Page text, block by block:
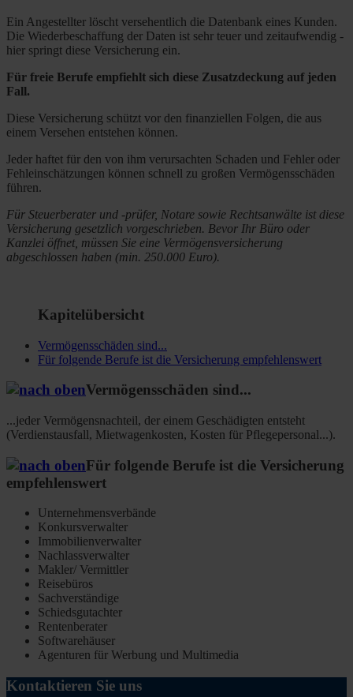
Ein Angestellter löscht versehentlich die Datenbank eines Kunden.
Die Wiederbeschaffung der Daten ist sehr teuer und zeitaufwendig -
hier springt diese Versicherung ein.
Für freie Berufe empfiehlt sich diese Zusatzdeckung auf jeden
Fall.
Diese Versicherung schützt vor den finanziellen Folgen, die aus
einem Versehen entstehen können.
Jeder haftet für den von ihm verursachten Schaden und Fehler oder
Fehleinschätzungen können schnell zu großen Vermögensschäden
führen.
Für Steuerberater und -prüfer, Notare sowie Rechtsanwälte ist diese
Versicherung gesetzlich vorgeschrieben. Bevor Ihr Büro oder
Kanzlei öffnet, müssen Sie eine Vermögensversicherung
abgeschlossen haben (min. 250.000 Euro).
Kapitelübersicht
Vermögensschäden sind...
Für folgende Berufe ist die Versicherung empfehlenswert
Vermögensschäden sind...
...jeder Vermögensnachteil, der einem Geschädigten entsteht
(Verdienstausfall, Mietwagenkosten, Kosten für Pflegepersonal...).
Für folgende Berufe ist die Versicherung
empfehlenswert
Unternehmensverbände
Konkursverwalter
Immobilienverwalter
Nachlassverwalter
Makler/ Vermittler
Reisebüros
Sachverständige
Schiedsgutachter
Rentenberater
Softwarehäuser
Agenturen für Werbung und Multimedia
Kontaktieren Sie uns